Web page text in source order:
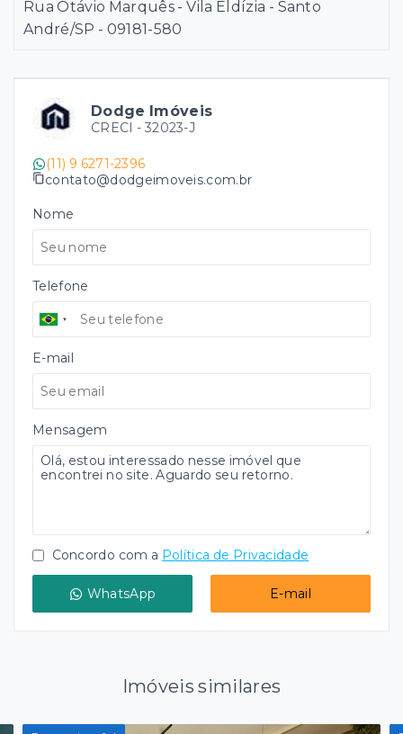
Dodge Imóveis
CRECI - 32023-J
(11) 9 6271-2396
contato@dodgeimoveis.com.br
Nome
Telefone
E-mail
Mensagem
Concordo com a Política de Privacidade
WhatsApp E-mail
Rua Otávio Marquês - Vila Eldízia - Santo
André/SP - 09181-580
Imóveis similares